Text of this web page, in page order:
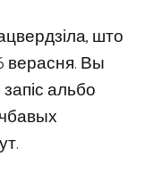
што
верасня. Вы
альбо